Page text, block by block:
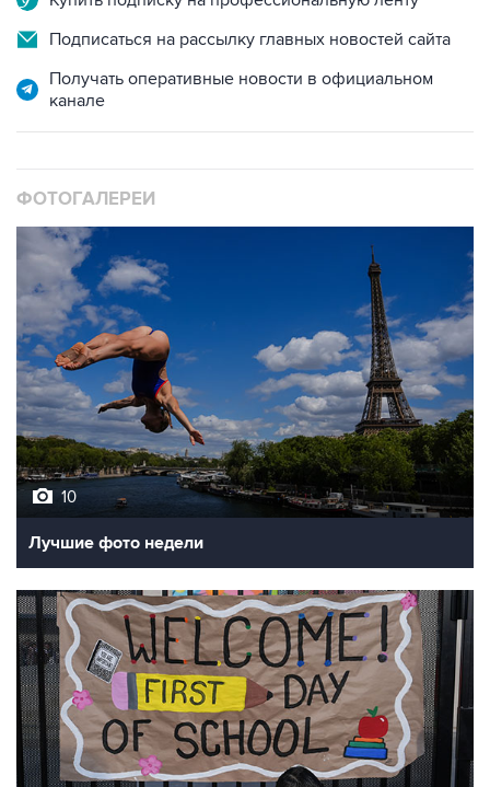
Получать оперативные новости в официальном
10
Лучшие фото недели